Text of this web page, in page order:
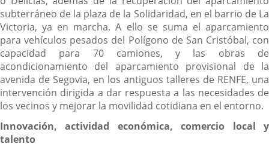
subterráneo de la plaza de la Solidaridad, en el barrio de La
Victoria, ya en marcha. A ello se suma el aparcamiento
para vehículos pesados del Polígono de San Cristóbal, con
capacidad para 70 camiones, y las obras de
acondicionamiento del aparcamiento provisional de la
avenida de Segovia, en los antiguos talleres de RENFE, una
intervención dirigida a dar respuesta a las necesidades de
los vecinos y mejorar la movilidad cotidiana en el entorno.
Innovación, actividad económica, comercio local y
talento